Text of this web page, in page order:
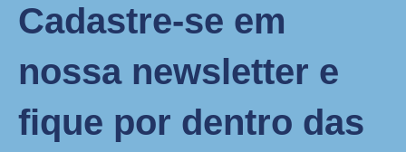
Cadastre-se em
nossa newsletter e
fique por dentro das